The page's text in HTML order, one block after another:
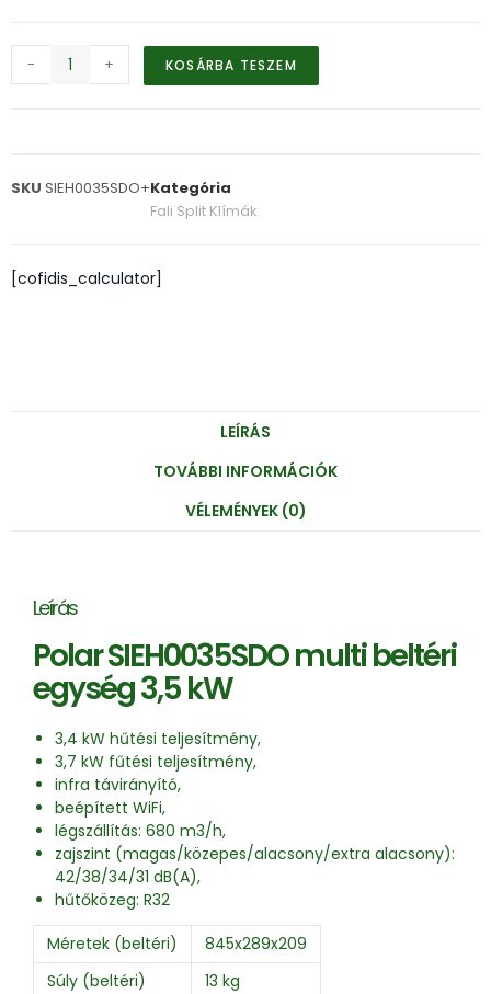
- + KOSÁRBA TESZEM
SKU SIEH0035SDO+Kategória
Fali Split Klímák
[cofidis_calculator]
LEÍRÁS
TOVÁBBI INFORMÁCIÓK
VÉLEMÉNYEK (0)
Leírás
Polar SIEH0035SDO multi beltéri
egység 3,5 kW
3,4 kW hűtési teljesítmény,
3,7 kW fűtési teljesítmény,
infra távirányító,
beépített WiFi,
légszállítás: 680 m3/h,
zajszint (magas/közepes/alacsony/extra alacsony):
42/38/34/31 dB(A),
hűtőközeg: R32
Méretek (beltéri)
845x289x209
Súly (beltéri)
13 kg